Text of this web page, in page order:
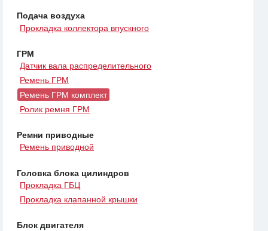
Подача воздуха
Прокладка коллектора впускного
ГРМ
Датчик вала распределительного
Ремень ГРМ
Ремень ГРМ комплект
Ролик ремня ГРМ
Ремни приводные
Ремень приводной
Головка блока цилиндров
Прокладка ГБЦ
Прокладка клапанной крышки
Блок двигателя